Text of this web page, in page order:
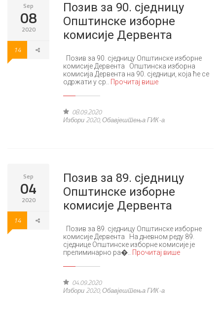
Sep
08
2020
14
Позив за 90. сједницу
Општинске изборне
комисије Дервента
Позив за 90. сједницу Општинске изборне
комисије Дервента Општинска изборна
комисија Дервента на 90. сједници, која ће се
одржати у ср..
Прочитај више
08.09.2020
Избори 2020,Обавјештења ГИК-а
Sep
04
2020
14
Позив за 89. сједницу
Општинске изборне
комисије Дервента
Позив за 89. сједницу Општинске изборне
комисије Дервента На дневном реду 89.
сједнице Општинске изборне комисије је
прелиминарно ра�..
Прочитај више
04.09.2020
Избори 2020,Обавјештења ГИК-а